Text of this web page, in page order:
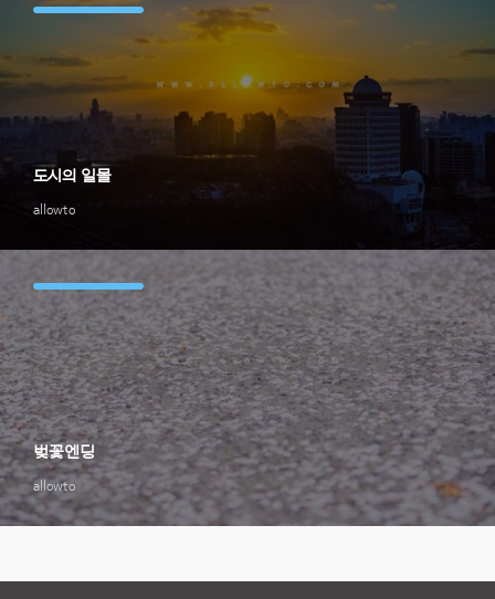
allowto
도시의 일몰
allowto
벚꽃엔딩